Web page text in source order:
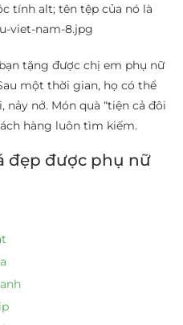
tặng được chị em phụ nữ
một thời gian, họ có thể
nở. Món quà “tiện cả đôi
hàng luôn tìm kiếm.
đẹp được phụ nữ